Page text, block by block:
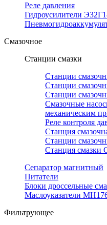
Реле давления
Гидроусилители
Смазочное
Станции смазки
Станции
Станции
Станции
Смазочные
механическим
Реле контроля
Станция
Станции
Станция смазки
Сепаратор магнитный
Питатели
Блоки дроссельные
Маслоуказатели
Фильтрующее